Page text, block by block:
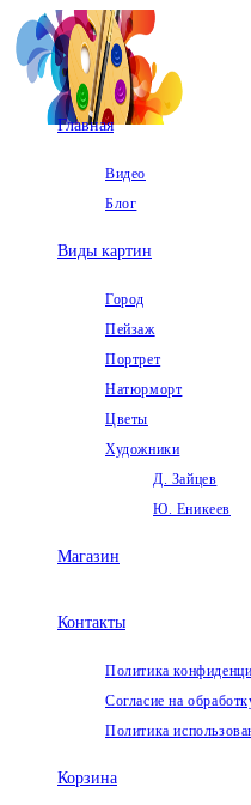
Перейти
к
содержимому
Главная
Видео
Блог
Виды картин
Город
Пейзаж
Портрет
Натюрморт
Цветы
Художники
Д. Зайцев
Ю. Еникеев
Магазин
Контакты
Политика
Согласие на
Политика
Корзина